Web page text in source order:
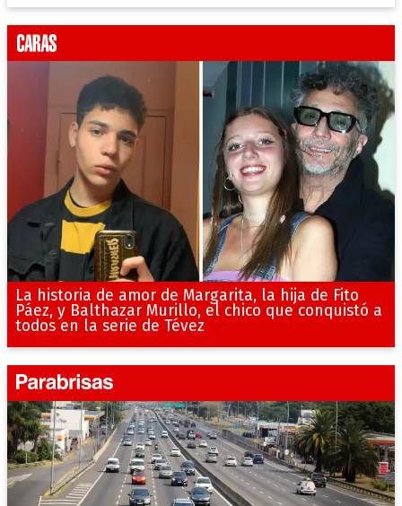
La historia de amor de Margarita, la hija de Fito
Páez, y Balthazar Murillo, el chico que conquistó a
todos en la serie de Tévez